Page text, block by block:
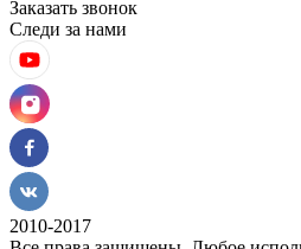
Заказать звонок
Следи за нами
2010-2017